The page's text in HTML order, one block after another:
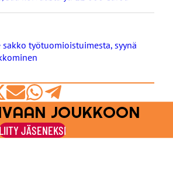
työtuomioistuimesta, syynä
Jaa
sähköpostilla
Jaa
WhatsAppilla
Jaa
Telegramilla
JOUKKOON
JÄSENEKSI